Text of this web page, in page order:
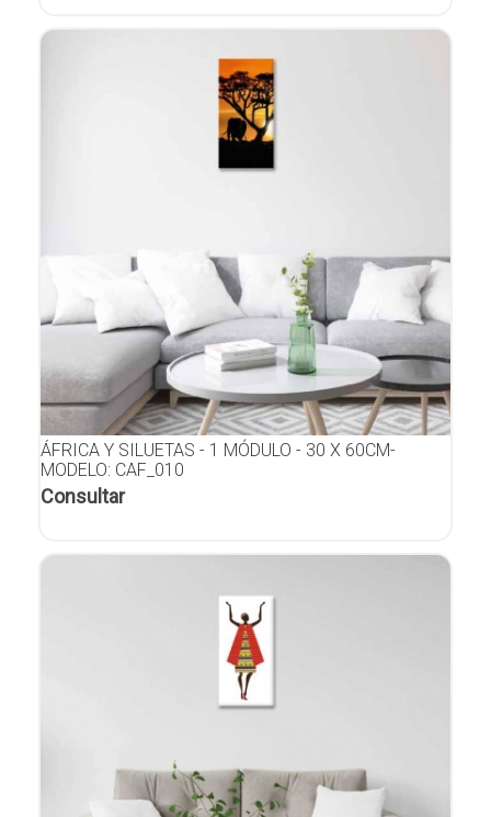
ÁFRICA Y SILUETAS - 1 MÓDULO - 30 X 60CM-
MODELO: CAF_010
Consultar